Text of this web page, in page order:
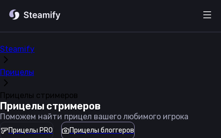
Steamify
Прицелы
Прицелы стримеров
Прицелы стримеров
Поможем найти прицел вашего любимого игрока
Прицелы PRO Прицелы блоггеров